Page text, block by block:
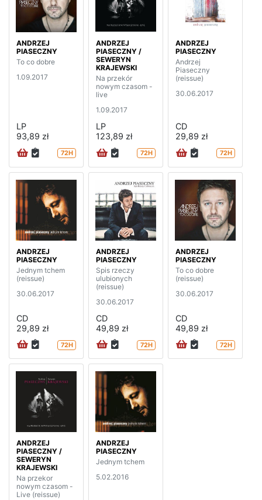
ANDRZEJ
PIASECZNY
To co dobre
1.09.2017
LP
93,89 zł
72H
ANDRZEJ
PIASECZNY /
SEWERYN
KRAJEWSKI
Na przekór
nowym czasom -
live
1.09.2017
LP
123,89 zł
72H
ANDRZEJ
PIASECZNY
Andrzej
Piaseczny
(reissue)
30.06.2017
CD
29,89 zł
72H
ANDRZEJ
PIASECZNY
Jednym tchem
(reissue)
30.06.2017
CD
29,89 zł
72H
ANDRZEJ
PIASECZNY
Spis rzeczy
ulubionych
(reissue)
30.06.2017
CD
49,89 zł
72H
ANDRZEJ
PIASECZNY
To co dobre
(reissue)
30.06.2017
CD
49,89 zł
72H
ANDRZEJ
PIASECZNY /
SEWERYN
KRAJEWSKI
Na przekor
nowym czasom -
Live (reissue)
ANDRZEJ
PIASECZNY
Jednym tchem
5.02.2016